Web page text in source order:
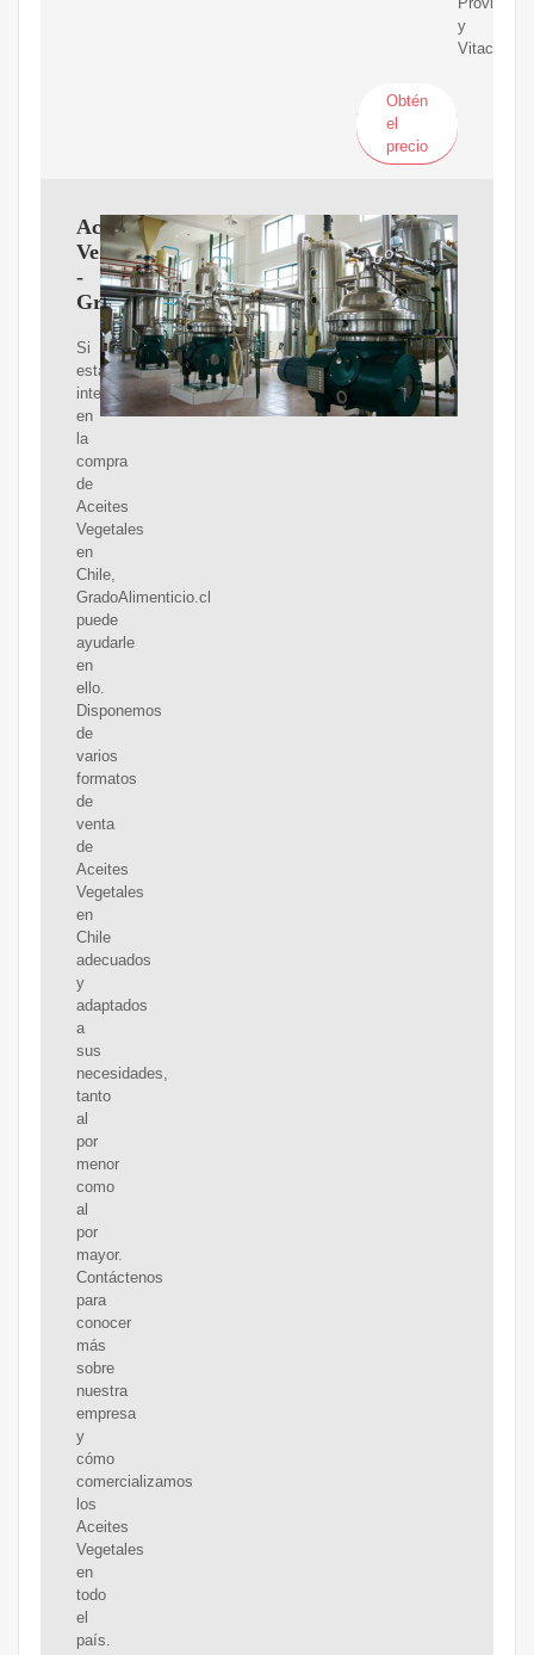
y
Vitacura
Obtén
el
precio
Aceites
Vegetales
-
Gradoalimenticio
Si
está
interesado
en
la
compra
de
Aceites
Vegetales
en
Chile,
GradoAlimenticio.cl
puede
ayudarle
en
ello.
Disponemos
de
varios
formatos
de
venta
de
Aceites
Vegetales
en
Chile
adecuados
y
adaptados
a
sus
necesidades,
tanto
al
por
menor
como
al
por
mayor.
Contáctenos
para
conocer
más
sobre
nuestra
empresa
y
cómo
comercializamos
los
Aceites
Vegetales
en
todo
el
país.